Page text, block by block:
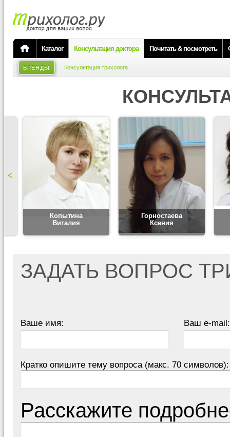
Каталог Консультация доктора Почитать & посмотреть
БРЕНДЫ Консультация трихолога
Копытина
Виталия
Горностаева
Ксения
ЗАДАТЬ ВОПРОС
Ваше имя: Ваш e-mail:
Кратко опишите тему вопроса (макс. 70 символов):
Расскажите